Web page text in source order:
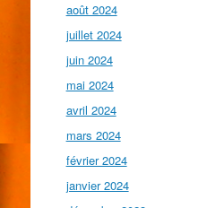
août 2024
juillet 2024
juin 2024
mai 2024
avril 2024
mars 2024
février 2024
janvier 2024